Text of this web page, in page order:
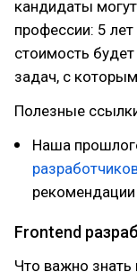
кандидаты
профессии: 5
стоимость
задач, с
Полезные
Наша
Frontend
Что важно знать